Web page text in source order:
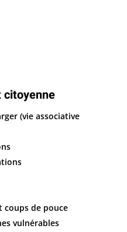
citoyenne
(vie associative
coups de pouce
vulnérables